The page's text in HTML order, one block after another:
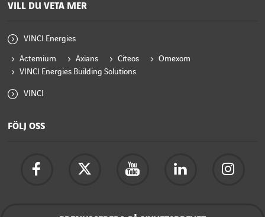
VILL DU VETA MER
VINCI Energies
Actemium Axians Citeos
Omexom
VINCI Energies Building Solutions
VINCI
FÖLJ OSS